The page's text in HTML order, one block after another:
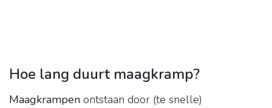
Hoe lang duurt maagkramp?
Maagkrampen ontstaan door (te snelle)